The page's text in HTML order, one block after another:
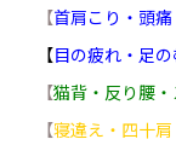
【首肩こり・頭
【目の疲れ・足
【猫背・反り腰
【寝違え・四十